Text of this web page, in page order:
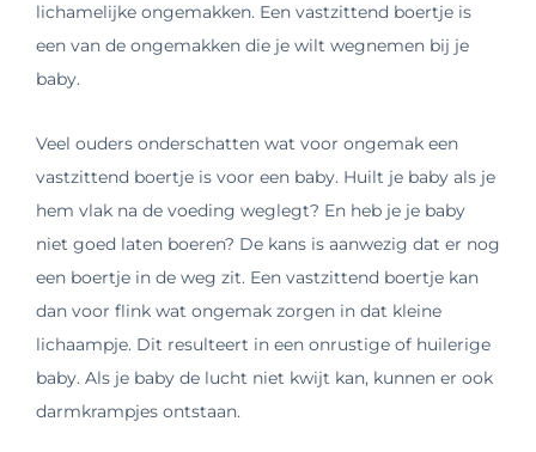
lichamelijke ongemakken. Een vastzittend boertje is
een van de ongemakken die je wilt wegnemen bij je
baby.
Veel ouders onderschatten wat voor ongemak een
vastzittend boertje is voor een baby. Huilt je baby als je
hem vlak na de voeding weglegt? En heb je je baby
niet goed laten boeren? De kans is aanwezig dat er nog
een boertje in de weg zit. Een vastzittend boertje kan
dan voor flink wat ongemak zorgen in dat kleine
lichaampje. Dit resulteert in een onrustige of huilerige
baby. Als je baby de lucht niet kwijt kan, kunnen er ook
darmkrampjes ontstaan.